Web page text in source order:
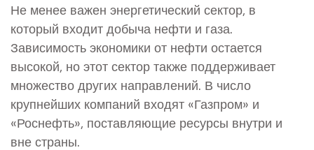
Не менее важен энергетический сектор, в
который входит добыча нефти и газа.
Зависимость экономики от нефти остается
высокой, но этот сектор также поддерживает
множество других направлений. В число
крупнейших компаний входят «Газпром» и
«Роснефть», поставляющие ресурсы внутри и
вне страны.